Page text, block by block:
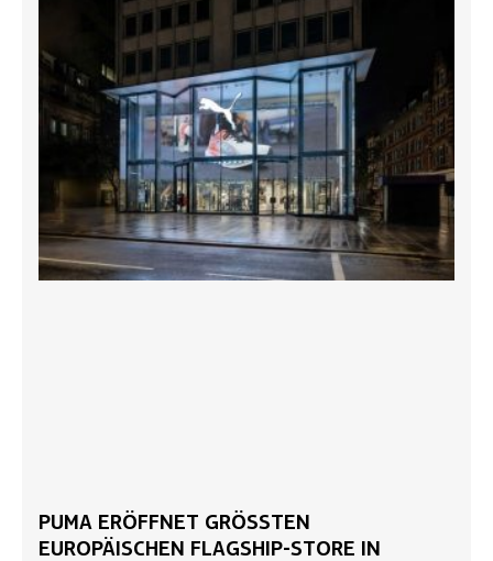
PUMA ERÖFFNET GRÖSSTEN E
UROPÄISCHEN FLAGSHIP-STORE IN L